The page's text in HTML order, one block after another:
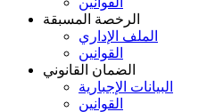
الرخصة المسبقة
الملف الإداري
القوانين
الضمان القانوني
البيانات الإجبارية
القوانين